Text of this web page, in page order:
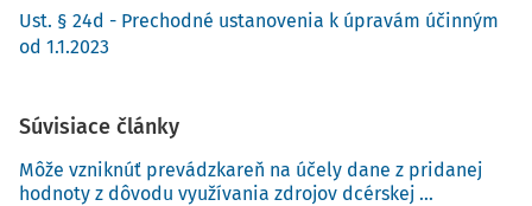
uložia aj opakovane.
Ust. § 24d - Prechodné ustanovenia k úpravám účinným
od 1.1.2023
Súvisiace články
Môže vzniknúť prevádzkareň na účely dane z pridanej
hodnoty z dôvodu využívania zdrojov dcérskej ...